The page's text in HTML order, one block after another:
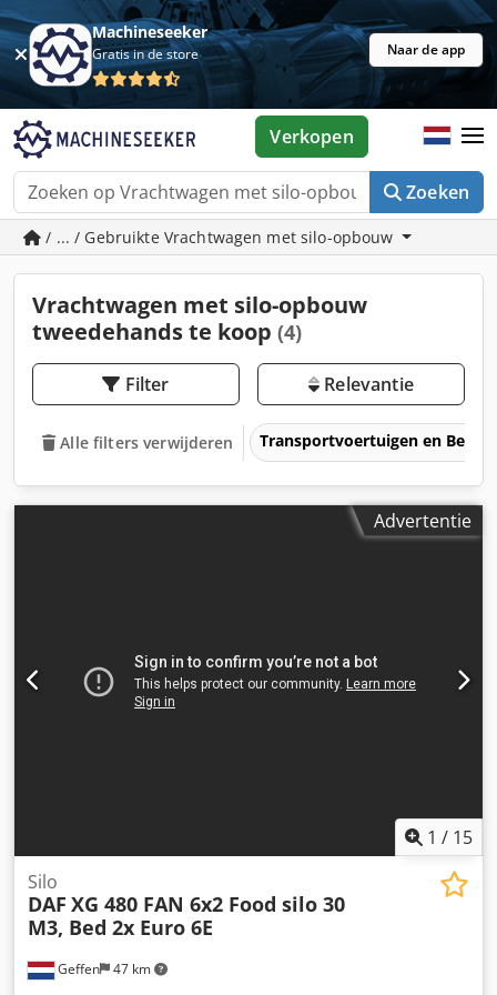
Machineseeker
Gratis in de store Naar de app
Zoeken
Verkopen
/ ... / Gebruikte Vrachtwagen met silo-opbouw
Vrachtwagen met silo-opbouw
tweedehands te koop (4)
Filter Relevantie
Alle filters verwijderen Transportvoertuigen en
Advertentie
1 / 15
Geffen 47 km
Silo
DAF XG 480 FAN 6x2 Food silo 30
M3, Bed 2x Euro 6E